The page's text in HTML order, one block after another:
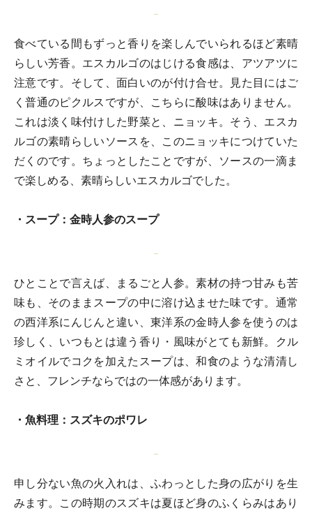
食べている間もずっと香りを楽しんでいられるほど素晴
らしい芳香。エスカルゴのはじける食感は、アツアツに
注意です。そして、面白いのが付け合せ。見た目にはご
く普通のピクルスですが、こちらに酸味はありません。
これは淡く味付けした野菜と、ニョッキ。そう、エスカ
ルゴの素晴らしいソースを、このニョッキにつけていた
だくのです。ちょっとしたことですが、ソースの一滴ま
で楽しめる、素晴らしいエスカルゴでした。
・スープ：金時人参のスープ
ひとことで言えば、まるごと人参。素材の持つ甘みも苦
味も、そのままスープの中に溶け込ませた味です。通常
の西洋系にんじんと違い、東洋系の金時人参を使うのは
珍しく、いつもとは違う香り・風味がとても新鮮。クル
ミオイルでコクを加えたスープは、和食のような清清し
さと、フレンチならではの一体感があります。
・魚料理：スズキのポワレ
申し分ない魚の火入れは、ふわっとした身の広がりを生
みます。この時期のスズキは夏ほど身のふくらみはあり